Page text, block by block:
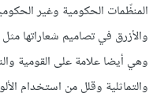
المنظّمات الحكومية وغير
والأزرق في تصاميم شعاراتها
وهي أيضا علامة على القومية
والتماثلية وقلل من استخدام